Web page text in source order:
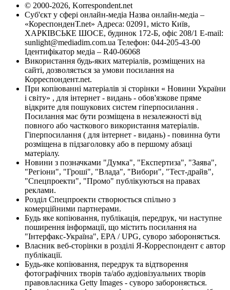
© 2000-2026, Korrespondent.net
Суб'єкт у сфері онлайн-медіа Назва онлайн-медіа –
«КореспонденТ.net» Адреса: 02091, місто Київ,
ХАРКІВСЬКЕ ШОСЕ, будинок 172-Б, офіс 208/1 E-mail:
sunlight@mediadim.com.ua Телефон: 044-205-43-00
Ідентифікатор медіа – R40-06068
Використання будь-яких матеріалів, розміщених на
сайті, дозволяється за умови посилання на
Корреспондент.net.
При копіюванні матеріалів зі сторінки « Новини України
і світу» , для інтернет - видань - обов'язкове пряме
відкрите для пошукових систем гіперпосилання .
Посилання має бути розміщена в незалежності від
повного або часткового використання матеріалів.
Гіперпосилання ( для інтернет - видань) - повинна бути
розміщена в підзаголовку або в першому абзаці
матеріалу.
Новини з позначками "Думка", "Експертиза", "Заява",
"Регіони", "Гроші", "Влада", "Вибори", "Тест-драйв",
"Спецпроекти", "Промо" публікуються на правах
реклами.
Розділ Спецпроекти створюється спільно з
комерційними партнерами.
Будь яке копіювання, публікація, передрук, чи наступне
поширення інформації, що містить посилання на
"Інтерфакс-Україна", EPA / UPG, суворо забороняється.
Власник веб-сторінки в розділі Я-Корреспондент є автор
публікації.
Будь-яке копіювання, передрук та відтворення
фотографічних творів та/або аудіовізуальних творів
правовласника Getty Images - суворо забороняється.